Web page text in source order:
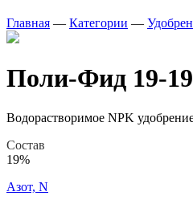
Главная — Категории —
Поли-Фид 19-
Водорастворимое NPK
Состав
19%
Азот, N